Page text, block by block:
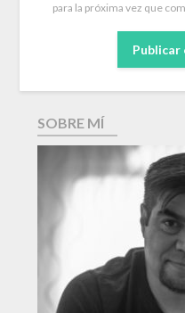
para la próxima vez que
SOBRE MÍ